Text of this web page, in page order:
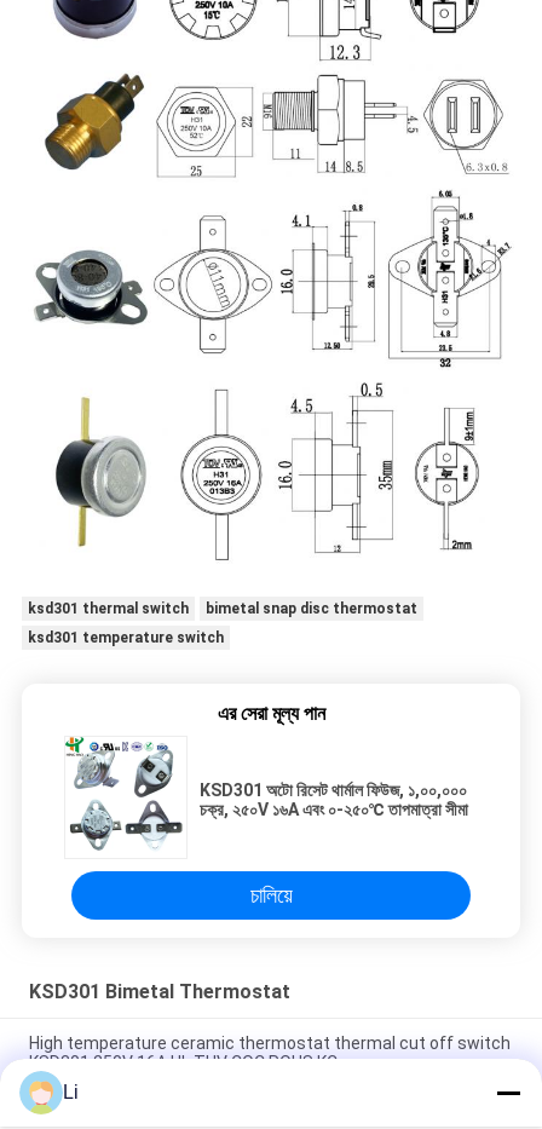
ksd301 thermal switch
bimetal snap disc thermostat
ksd301 temperature switch
এর সেরা মূল্য পান
KSD301 অটো রিসেট থার্মাল ফিউজ, ১,০০,০০০
চক্র, ২৫০V ১৬A এবং ০-২৫০℃ তাপমাত্রা সীমা
চালিয়ে
KSD301 Bimetal Thermostat
High temperature ceramic thermostat thermal cut off switch
KSD301 250V 16A UL TUV CQC ROHS KC
Bimetal Disc Snap Action Thermostats, low temperature
Li